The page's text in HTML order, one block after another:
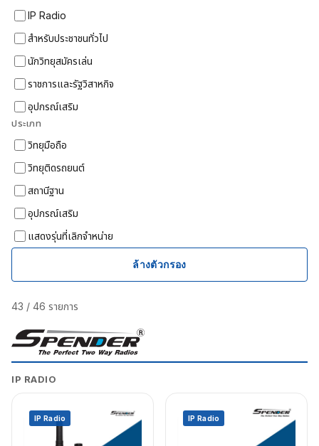
IP Radio
สำหรับประชาชนทั่วไป
นักวิทยุสมัครเล่น
ราชการและรัฐวิสาหกิจ
อุปกรณ์เสริม
ประเภท
วิทยุมือถือ
วิทยุติดรถยนต์
สถานีฐาน
อุปกรณ์เสริม
แสดงรุ่นที่เลิกจำหน่าย
ล้างตัวกรอง
43 / 46 รายการ
IP RADIO
IP Radio IP Radio